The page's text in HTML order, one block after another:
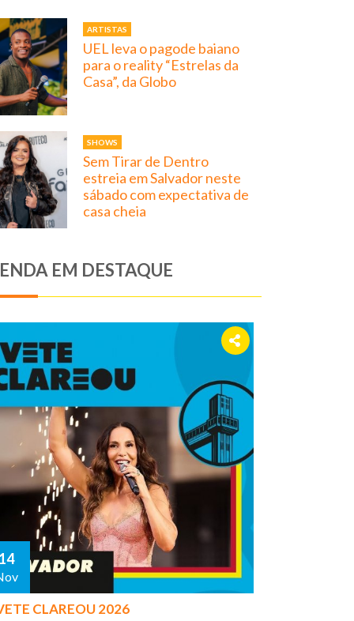
ARTISTAS
UEL leva o pagode baiano
para o reality “Estrelas da
Casa”, da Globo
SHOWS
Sem Tirar de Dentro
estreia em Salvador neste
sábado com expectativa de
casa cheia
EM DESTAQUE
CLAREOU 2026